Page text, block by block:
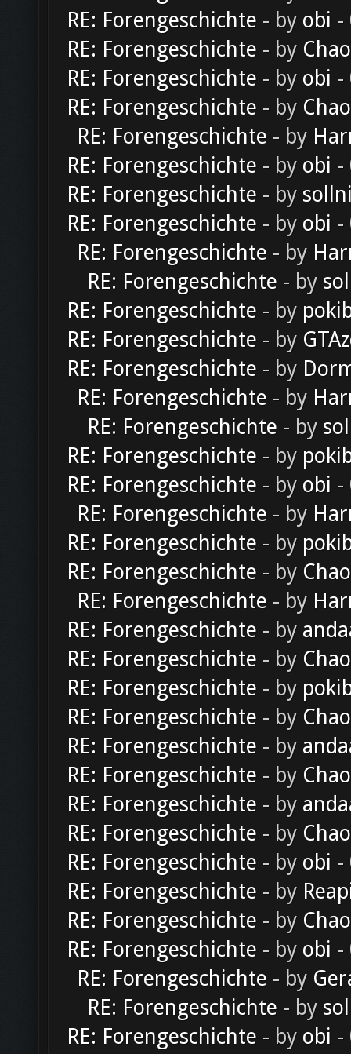
RE: Forengeschichte - by obi -
RE: Forengeschichte - by
RE: Forengeschichte - by obi -
RE: Forengeschichte - by
RE: Forengeschichte - by
RE: Forengeschichte - by obi -
RE: Forengeschichte - by
RE: Forengeschichte - by obi -
RE: Forengeschichte - by
RE: Forengeschichte - by
RE: Forengeschichte - by
RE: Forengeschichte - by
RE: Forengeschichte - by
RE: Forengeschichte - by
RE: Forengeschichte - by
RE: Forengeschichte - by
RE: Forengeschichte - by obi -
RE: Forengeschichte - by
RE: Forengeschichte - by
RE: Forengeschichte - by
RE: Forengeschichte - by
RE: Forengeschichte - by
RE: Forengeschichte - by
RE: Forengeschichte - by
RE: Forengeschichte - by
RE: Forengeschichte - by
RE: Forengeschichte - by
RE: Forengeschichte - by
RE: Forengeschichte - by
RE: Forengeschichte - by obi -
RE: Forengeschichte - by
RE: Forengeschichte - by
RE: Forengeschichte - by obi -
RE: Forengeschichte - by
RE: Forengeschichte - by
RE: Forengeschichte - by obi -